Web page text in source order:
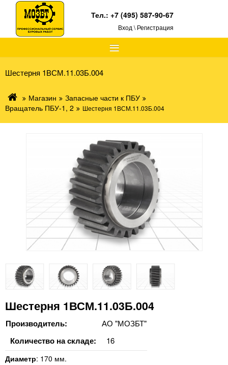
≡
Тел.:+7 (495) 587-90-67
Вход \ Регистрация
Шестерня 1ВСМ.11.03Б.004
Магазин
Запасные части к ПБУ
Вращатель ПБУ-1, 2
Шестерня 1ВСМ.11.03Б.004
Шестерня 1ВСМ.11.03Б.004
Производитель: АО "МОЗБТ"
Количество на складе: 16
Диаметр: 170 мм.